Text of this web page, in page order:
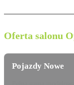
Oferta salonu
Pojazdy Nowe